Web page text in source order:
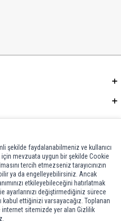
şekilde faydalanabilmeniz ve kullanıcı
mevzuata uygun bir şekilde Cookie
tercih etmezseniz tarayıcınızın
ya da engelleyebilirsiniz. Ancak
etkileyebileceğini hatırlatmak
ayarlarınızı değiştirmediğiniz sürece
kabul ettiğinizi varsayacağız. Toplanan
sitemizde yer alan Gizlilik